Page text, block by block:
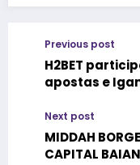
Previous post
H2BET
apostas e
Next post
MIDDAH
CAPITAL